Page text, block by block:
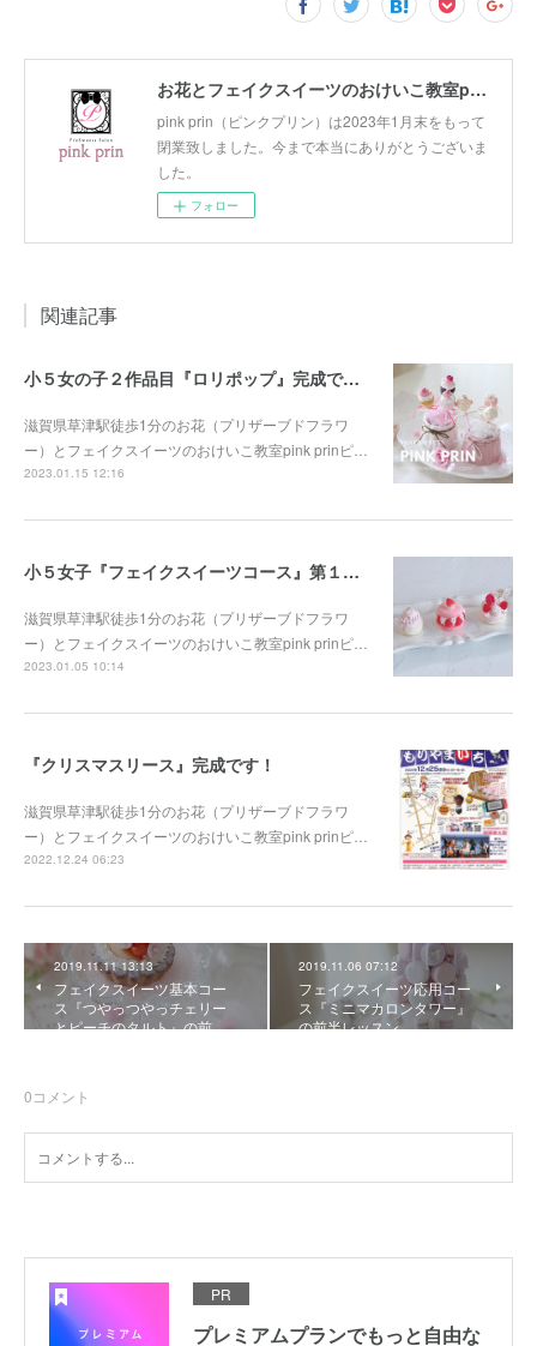
お花とフェイクスイーツのおけいこ教室pink prin（ピンクプリン）滋賀県草津駅徒歩1分｜コロナ対策・プリザーブドフラワー・ハーバリウム・固まるハーバリウム・アロマワックス・ファブリックデコ
pink prin（ピンクプリン）は2023年1月末をもって
閉業致しました。今まで本当にありがとうございま
した。
フォロー
関連記事
小５女の子２作品目『ロリポップ』完成です！！
滋賀県草津駅徒歩1分のお花（プリザーブドフラワ
ー）とフェイクスイーツのおけいこ教室pink prinピ…
2023.01.15 12:16
小５女子『フェイクスイーツコース』第１作品目完成です！
滋賀県草津駅徒歩1分のお花（プリザーブドフラワ
ー）とフェイクスイーツのおけいこ教室pink prinピ…
2023.01.05 10:14
『クリスマスリース』完成です！
滋賀県草津駅徒歩1分のお花（プリザーブドフラワ
ー）とフェイクスイーツのおけいこ教室pink prinピ…
2022.12.24 06:23
2019.11.11 13:13
フェイクスイーツ基本コー
ス『つやっつやっチェリー
とピーチのタルト』の前…
2019.11.06 07:12
フェイクスイーツ応用コー
ス『ミニマカロンタワー』
の前半レッスン
0コメント
PR
プレミアムプランでもっと自由な